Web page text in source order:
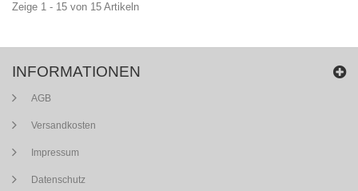
Zeige 1 - 15 von 15 Artikeln
INFORMATIONEN
AGB
Versandkosten
Impressum
Datenschutz